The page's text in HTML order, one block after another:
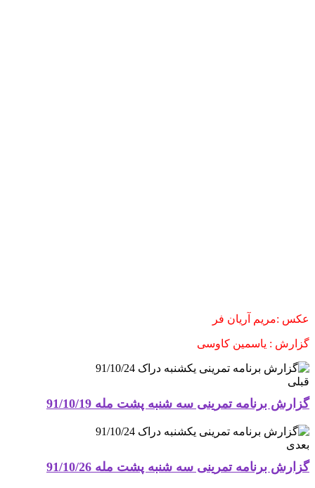
عکس :مریم آریان فر
گزارش : یاسمین کاوسی
قبلی
گزارش برنامه تمرینی سه شنبه پشت مله 91/10/19
بعدی
گزارش برنامه تمرینی سه شنبه پشت مله 91/10/26